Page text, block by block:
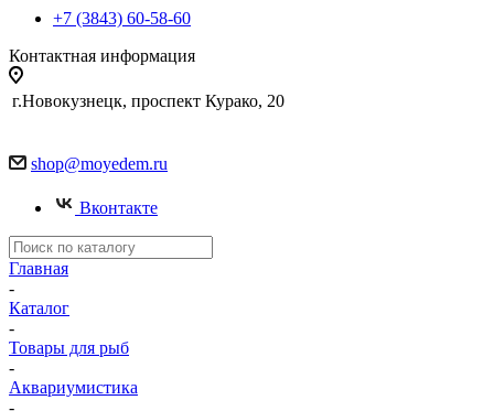
+7 (3843) 60-58-60
Контактная информация
г.Новокузнецк, проспект Курако, 20
shop@moyedem.ru
Вконтакте
Главная
-
Каталог
-
Товары для рыб
-
Аквариумистика
-